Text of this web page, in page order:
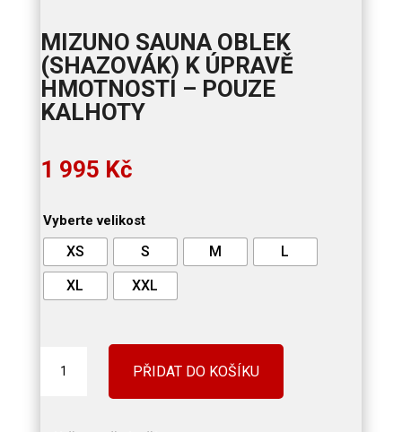
MIZUNO SAUNA OBLEK
(SHAZOVÁK) K ÚPRAVĚ
HMOTNOSTI – POUZE
KALHOTY
1 995 Kč
Vyberte velikost
XS S M
L
XL
XXL
SAUNA
PŘIDAT DO KOŠÍKU